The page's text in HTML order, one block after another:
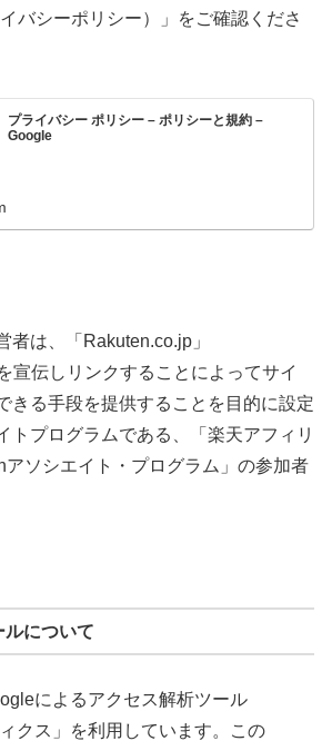
バシーポリシー）」をご確認くださ
プライバシー ポリシー – ポリシーと規約 –
Google
者は、「Rakuten.co.jp」
宣伝しリンクすることによってサイ
きる手段を提供することを目的に設定
トプログラムである、「楽天アフィリ
アソシエイト・プログラム」の参加者
ルについて
によるアクセス解析ツール
クス」を利用しています。この